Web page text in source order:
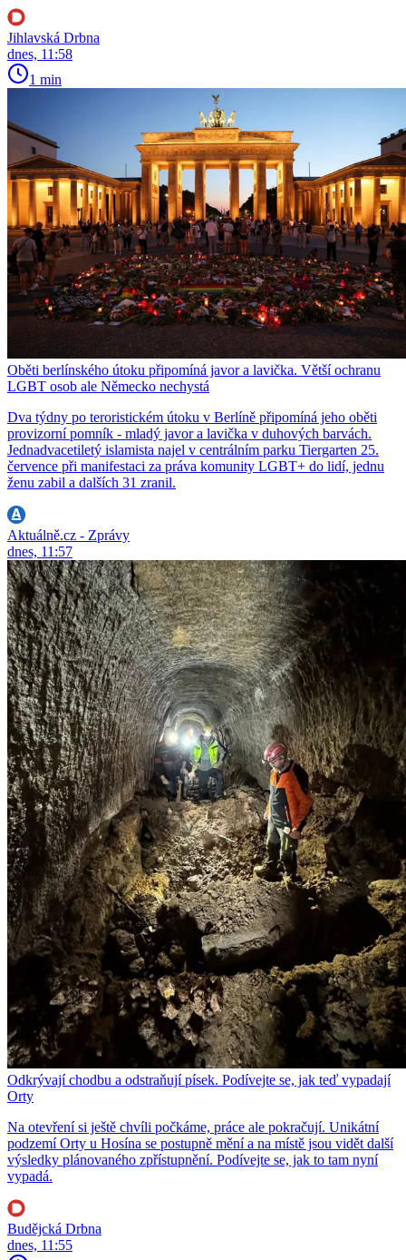
Jihlavská Drbna
dnes, 11:58
1 min
Oběti berlínského útoku připomíná javor a lavička. Větší ochranu
LGBT osob ale Německo nechystá
Dva týdny po teroristickém útoku v Berlíně připomíná jeho oběti
provizorní pomník - mladý javor a lavička v duhových barvách.
Jednadvacetiletý islamista najel v centrálním parku Tiergarten 25.
července při manifestaci za práva komunity LGBT+ do lidí, jednu
ženu zabil a dalších 31 zranil.
Aktuálně.cz - Zprávy
dnes, 11:57
Odkrývají chodbu a odstraňují písek. Podívejte se, jak teď vypadají
Orty
Na otevření si ještě chvíli počkáme, práce ale pokračují. Unikátní
podzemí Orty u Hosína se postupně mění a na místě jsou vidět další
výsledky plánovaného zpřístupnění. Podívejte se, jak to tam nyní
vypadá.
Budějcká Drbna
dnes, 11:55